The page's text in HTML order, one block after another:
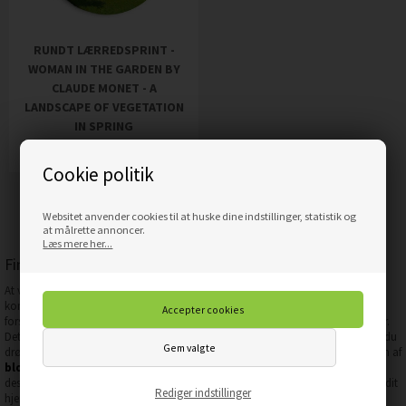
Cookie politik
Websitet anvender cookies til at huske dine indstillinger, statistik og
at målrette annoncer.
Læs mere her...
Rediger indstillinger
RUNDT LÆRREDSPRINT -
WOMAN IN THE GARDEN BY
CLAUDE MONET - A
LANDSCAPE OF VEGETATION
IN SPRING
Find dit personlige lærredsprint
At vælge det retterunde lærredsprintkan være en udfordring, især når det
kommer til at udtrykke din individuelle stil og personlighed. Mennesker har
forskellige præferencer, og det er vigtigt at finde noget, der afspejler hvem du er.
Det kan være et landskab, der minder dig om et sted, du holder af, eller en by, du
drømmer om at besøge. Måske er du mere tiltrukket af naturens skønhed i form af
blomsterellerdyr. Eller måske foretrækker du mere abstrakte baggrunde og
design. Uanset hvad dit valg er, skal du sørge for, at det passer til din smag og dit
hjem.